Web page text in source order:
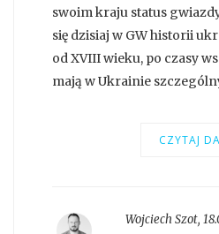
swoim kraju status
się dzisiaj w GW historii
od XVIII wieku, po czasy
mają w Ukrainie
CZYTAJ
Wojciech Szot,